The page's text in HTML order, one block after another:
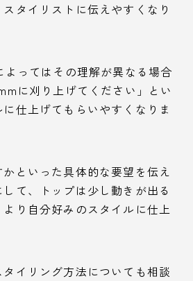
タイリストに伝えやすくなり
ってはその理解が異なる場合
に刈り上げてください」とい
仕上げてもらいやすくなりま
といった具体的な要望を伝え
て、トップは少し動きが出る
り自分好みのスタイルに仕上
イリング方法についても相談